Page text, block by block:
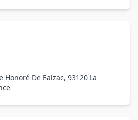
Honoré De Balzac, 93120 La